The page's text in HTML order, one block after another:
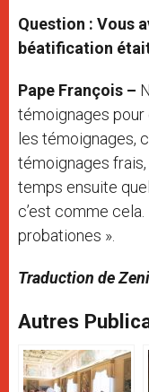
Question : Vous
béatification
Pape François –
témoignages pour
les témoignages,
témoignages
temps ensuite
c’est comme
probationes ».
Traduction de
Autres